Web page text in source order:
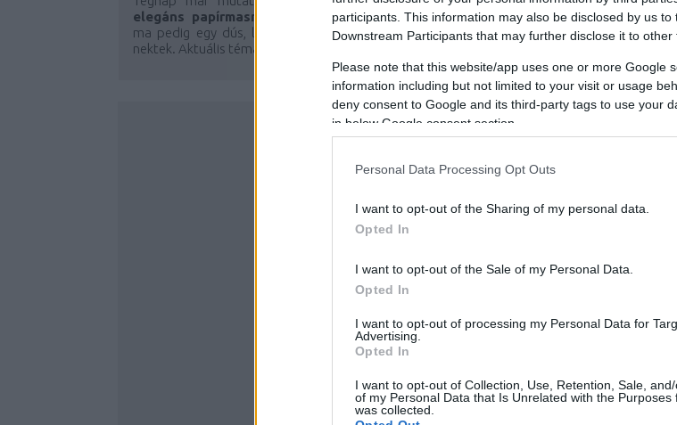
participants. This information may also be disclosed by us
Downstream Participants that may further disclose it to other
Please note that this website/app uses one or more Google
information including but not limited to your visit or usage
deny consent to Google and its third-party tags to use your
in below Google consent section.
Personal Data Processing Opt Outs
I want to opt-out of the Sharing of my personal data.
Opted In
I want to opt-out of the Sale of my Personal Data.
Opted In
I want to opt-out of processing my Personal Data for
Advertising.
Opted In
I want to opt-out of Collection, Use, Retention, Sale,
of my Personal Data that Is Unrelated with the Purposes
was collected.
elegáns papírmasnit
(sablon is jár hozzá!),
ma pedig egy dús, látványos masnit hoztam
nektek. Aktuális téma, lassan-lassan már...